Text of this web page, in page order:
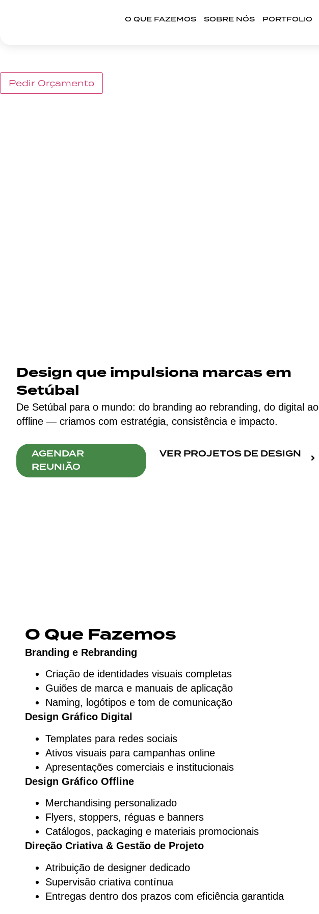
O QUE FAZEMOS SOBRE NÓS PORTFOLIO
Pedir Orçamento
Design que impulsiona marcas em
Setúbal
De Setúbal para o mundo: do branding ao rebranding, do digital ao
offline — criamos com estratégia, consistência e impacto.
AGENDAR
REUNIÃO
VER PROJETOS DE DESIGN
O Que Fazemos
Branding e Rebranding
Criação de identidades visuais completas
Guiões de marca e manuais de aplicação
Naming, logótipos e tom de comunicação
Design Gráfico Digital
Templates para redes sociais
Ativos visuais para campanhas online
Apresentações comerciais e institucionais
Design Gráfico Offline
Merchandising personalizado
Flyers, stoppers, réguas e banners
Catálogos, packaging e materiais promocionais
Direção Criativa & Gestão de Projeto
Atribuição de designer dedicado
Supervisão criativa contínua
Entregas dentro dos prazos com eficiência garantida